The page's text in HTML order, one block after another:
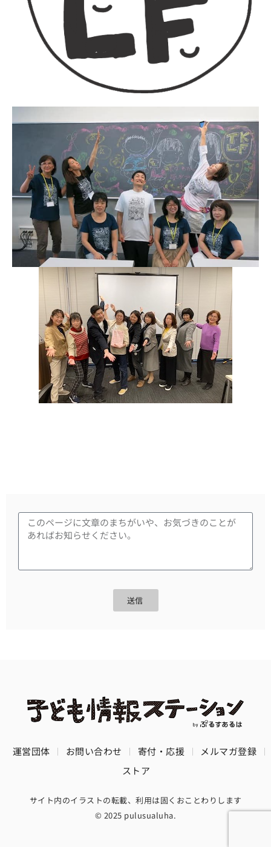
送信
運営団体 お問い合わせ 寄付・応援
メルマガ登録
ストア
サイト内のイラストの転載、利用は固くおことわりします
© 2025 pulusualuha.